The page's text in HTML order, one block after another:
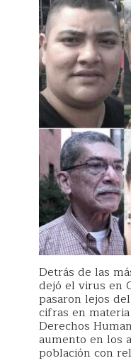
Detrás de las
dejó el virus en
pasaron lejos
cifras en
Derechos
aumento en los
población con